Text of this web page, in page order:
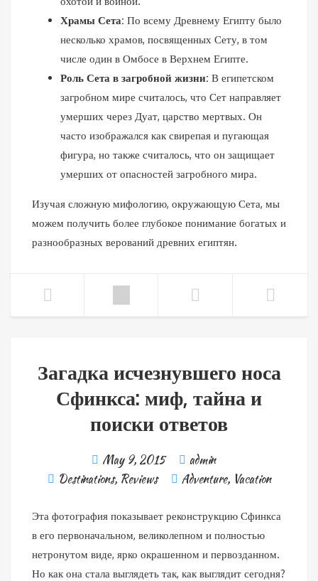
Храмы Сета: По всему Древнему Египту было
несколько храмов, посвященных Сету, в том
числе один в Омбосе в Верхнем Египте.
Роль Сета в загробной жизни: В египетском
загробном мире считалось, что Сет направляет
умерших через Дуат, царство мертвых. Он
часто изображался как свирепая и пугающая
фигура, но также считалось, что он защищает
умерших от опасностей загробного мира.
Изучая сложную мифологию, окружающую Сета, мы
можем получить более глубокое понимание богатых и
разнообразных верований древних египтян.
Загадка исчезнувшего носа
Сфинкса: миф, тайна и
поиски ответов
May 9, 2015
admin
Destinations, Reviews Adventure, Vacation
Эта фотография показывает реконструкцию Сфинкса
в его первоначальном, великолепном и полностью
нетронутом виде, ярко окрашенном и первозданном.
Но как она стала выглядеть так, как выглядит сегодня?